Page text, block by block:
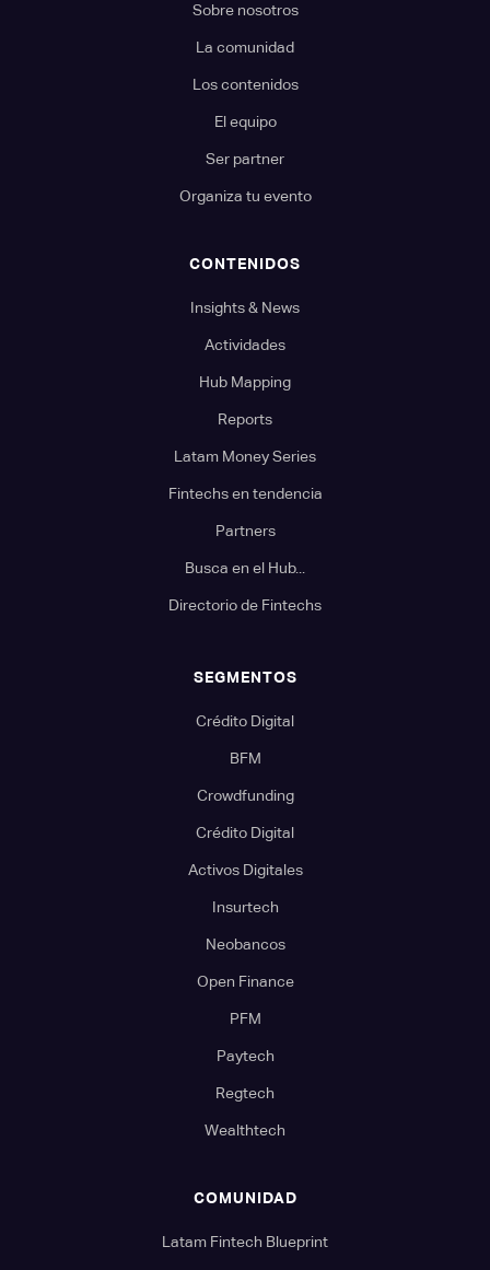
Sobre nosotros
La comunidad
Los contenidos
El equipo
Ser partner
Organiza tu evento
CONTENIDOS
Insights & News
Actividades
Hub Mapping
Reports
Latam Money Series
Fintechs en tendencia
Partners
Busca en el Hub...
Directorio de Fintechs
SEGMENTOS
Crédito Digital
BFM
Crowdfunding
Crédito Digital
Activos Digitales
Insurtech
Neobancos
Open Finance
PFM
Paytech
Regtech
Wealthtech
COMUNIDAD
Latam Fintech Blueprint